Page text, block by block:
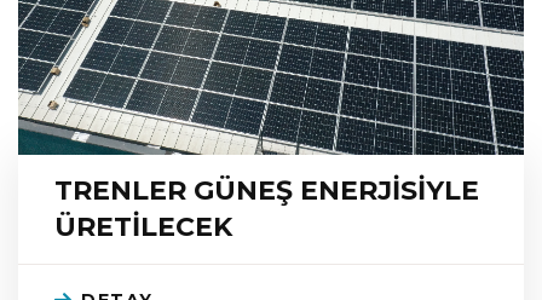
TRENLER GÜNEŞ ENERJİSİYLE
ÜRETİLECEK